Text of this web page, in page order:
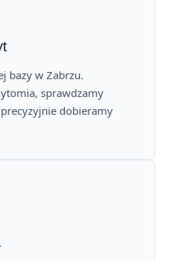
bazy w Zabrzu.
sprawdzamy
dobieramy